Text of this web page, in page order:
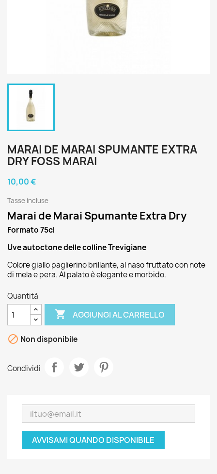
MARAI DE MARAI SPUMANTE EXTRA
DRY FOSS MARAI
10,00 €
Tasse incluse
Marai de Marai Spumante Extra Dry
Formato 75cl
Uve autoctone delle colline Trevigiane
Colore giallo paglierino brillante, al naso fruttato con note
di mela e pera. Al palato è elegante e morbido.
Quantità
 AGGIUNGI AL CARRELLO
 Non disponibile
Condividi
AVVISAMI QUANDO DISPONIBILE